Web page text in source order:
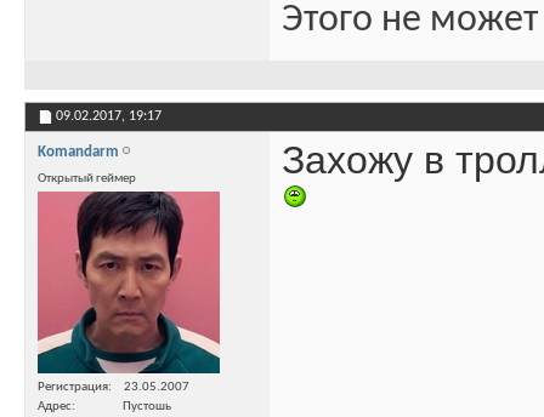
Этого не
09.02.2017, 19:17
Komandarm
Открытый геймер
Регистрация
23.05.2007
Адрес
Пустошь
Захожу в